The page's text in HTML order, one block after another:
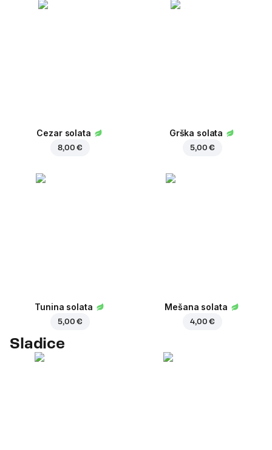
Cezar solata
8,00 €
Grška solata
5,00 €
Tunina solata
5,00 €
Mešana solata
4,00 €
Sladice